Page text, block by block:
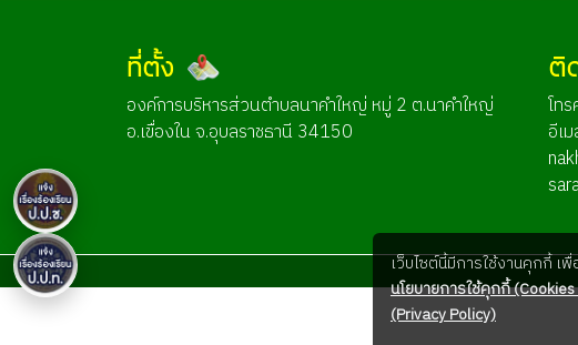
ที่ตั้ง
องค์การบริหารส่วนตำบลนาคำใหญ่ หมู่ 2 ต.นาคำใหญ่
อ.เขื่องใน จ.อุบลราชธานี 34150
ติ
โท
อีเ
เว็บไซต์นี้มีการใช้งานคุกกี้ เ
นโยบายการใช้คุกกี้
(Privacy Policy)